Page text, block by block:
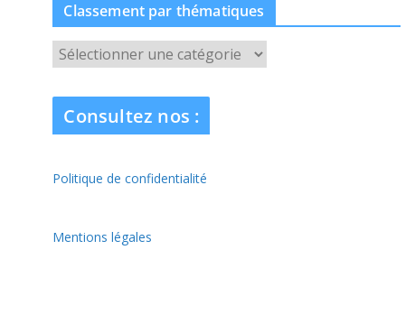
Classement par thématiques
C
l
a
m
n
Consultez nos :
Politique de confidentialité
Mentions légales